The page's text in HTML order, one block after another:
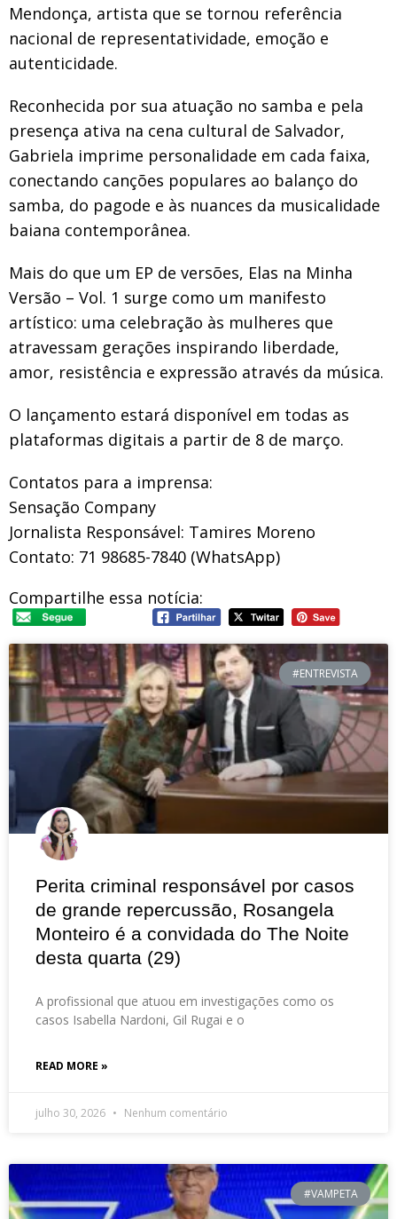
Mendonça, artista que se tornou referência
nacional de representatividade, emoção e
autenticidade.
Reconhecida por sua atuação no samba e pela
presença ativa na cena cultural de Salvador,
Gabriela imprime personalidade em cada faixa,
conectando canções populares ao balanço do
samba, do pagode e às nuances da musicalidade
baiana contemporânea.
Mais do que um EP de versões, Elas na Minha
Versão – Vol. 1 surge como um manifesto
artístico: uma celebração às mulheres que
atravessam gerações inspirando liberdade,
amor, resistência e expressão através da música.
O lançamento estará disponível em todas as
plataformas digitais a partir de 8 de março.
Contatos para a imprensa:
Sensação Company
Jornalista Responsável: Tamires Moreno
Contato: 71 98685-7840 (WhatsApp)
Compartilhe essa notícia:
#ENTREVISTA
Perita criminal responsável por casos
de grande repercussão, Rosangela
Monteiro é a convidada do The Noite
desta quarta (29)
A profissional que atuou em investigações como os
casos Isabella Nardoni, Gil Rugai e o
READ MORE »
julho 30, 2026 Nenhum comentário
#VAMPETA